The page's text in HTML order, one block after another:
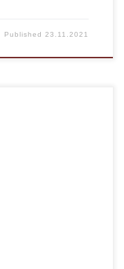
Published23.11.2021